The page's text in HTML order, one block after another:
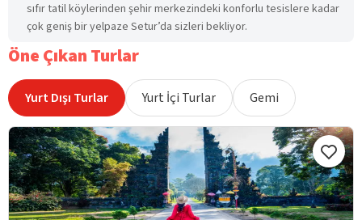
sıfır tatil köylerinden şehir merkezindeki konforlu tesislere kadar
çok geniş bir yelpaze Setur’da sizleri bekliyor.
Öne Çıkan Turlar
Yurt Dışı Turlar Yurt İçi Turlar Gemi